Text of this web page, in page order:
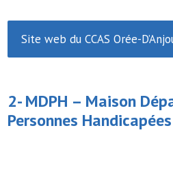
Site web du CCAS Orée-
2- MDPH – Maison
Personnes Handicapées